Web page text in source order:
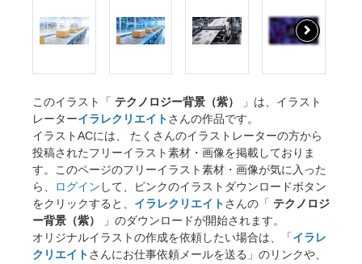
このイラスト「 テクノロジー背景（紫）
」は、イラスト
レーターイラレクリエイトさんの作品です。
イラストACには、 たくさんのイラストレーターの方から
投稿されたフリーイラスト素材・画像を掲載しておりま
す。このページのフリーイラスト素材・画像が気に入った
ら、
ログイン して、ピンクのイラストダウンロードボタン
をクリックすると、 イラレクリエイトさんの「 テクノロジ
ー背景（紫）
」のダウンロードが開始されます。
オリジナルイラストの作成を依頼したい場合は、「イラレ
クリエイトさんにお仕事依頼メールを送る」のリンクや、